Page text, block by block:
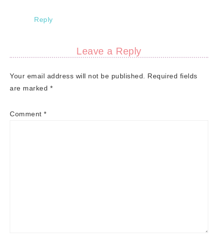
Reply
Leave a Reply
Your email address will not be published.
Required fields
are marked *
Comment *